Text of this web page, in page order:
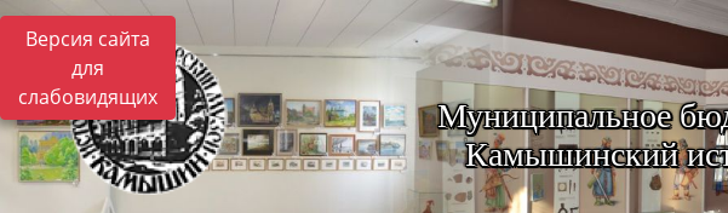
Версия сайта
для
слабовидящих
Муниципальное
Камышинский